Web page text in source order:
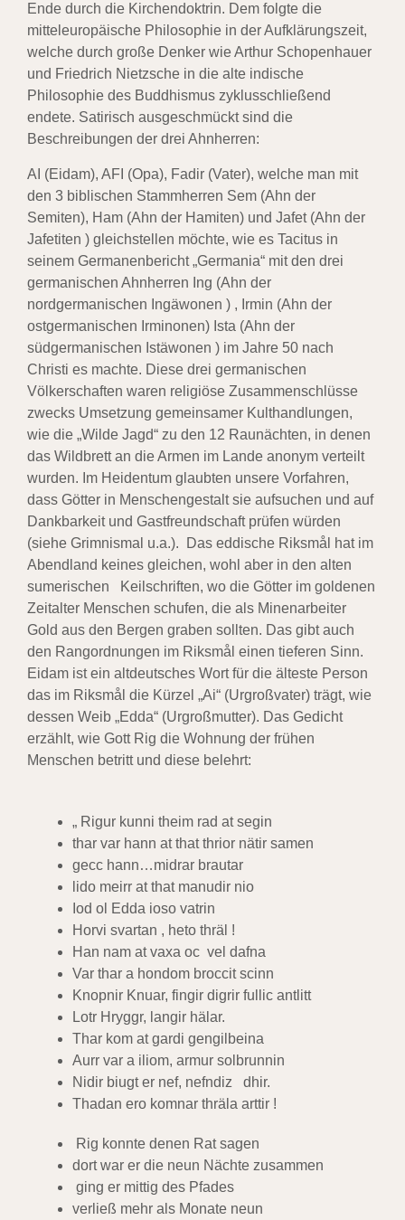
Ende durch die Kirchendoktrin. Dem folgte die
mitteleuropäische Philosophie in der Aufklärungszeit,
welche durch große Denker wie Arthur Schopenhauer
und Friedrich Nietzsche in die alte indische
Philosophie des Buddhismus zyklusschließend
endete. Satirisch ausgeschmückt sind die
Beschreibungen der drei Ahnherren:
AI (Eidam), AFI (Opa), Fadir (Vater), welche man mit
den 3 biblischen Stammherren Sem (Ahn der
Semiten), Ham (Ahn der Hamiten) und Jafet (Ahn der
Jafetiten ) gleichstellen möchte, wie es Tacitus in
seinem Germanenbericht „Germania“ mit den drei
germanischen Ahnherren Ing (Ahn der
nordgermanischen Ingäwonen ) , Irmin (Ahn der
ostgermanischen Irminonen) Ista (Ahn der
südgermanischen Istäwonen ) im Jahre 50 nach
Christi es machte. Diese drei germanischen
Völkerschaften waren religiöse Zusammenschlüsse
zwecks Umsetzung gemeinsamer Kulthandlungen,
wie die „Wilde Jagd“ zu den 12 Raunächten, in denen
das Wildbrett an die Armen im Lande anonym verteilt
wurden. Im Heidentum glaubten unsere Vorfahren,
dass Götter in Menschengestalt sie aufsuchen und auf
Dankbarkeit und Gastfreundschaft prüfen würden
(siehe Grimnismal u.a.). Das eddische Riksmål hat im
Abendland keines gleichen, wohl aber in den alten
sumerischen Keilschriften, wo die Götter im goldenen
Zeitalter Menschen schufen, die als Minenarbeiter
Gold aus den Bergen graben sollten. Das gibt auch
den Rangordnungen im Riksmål einen tieferen Sinn.
Eidam ist ein altdeutsches Wort für die älteste Person
das im Riksmål die Kürzel „Ai“ (Urgroßvater) trägt, wie
dessen Weib „Edda“ (Urgroßmutter). Das Gedicht
erzählt, wie Gott Rig die Wohnung der frühen
Menschen betritt und diese belehrt:
„ Rigur kunni theim rad at segin
thar var hann at that thrior nätir samen
gecc hann…midrar brautar
lido meirr at that manudir nio
Iod ol Edda ioso vatrin
Horvi svartan , heto thräl !
Han nam at vaxa oc vel dafna
Var thar a hondom broccit scinn
Knopnir Knuar, fingir digrir fullic antlitt
Lotr Hryggr, langir hälar.
Thar kom at gardi gengilbeina
Aurr var a iliom, armur solbrunnin
Nidir biugt er nef, nefndiz dhir.
Thadan ero komnar thräla arttir !
Rig konnte denen Rat sagen
dort war er die neun Nächte zusammen
ging er mittig des Pfades
verließ mehr als Monate neun